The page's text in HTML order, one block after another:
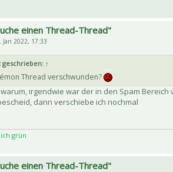
einen Thread-Thread"
Jan 2022, 17:33
↑
Thread verschwunden?
warum, irgendwie war der in den Spam
dann verschiebe ich nochmal
grün
einen Thread-Thread"